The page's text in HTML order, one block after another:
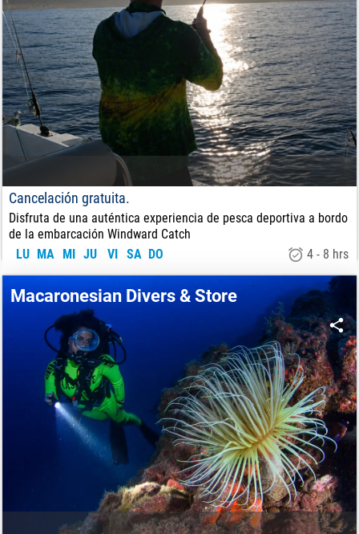
Cancelación gratuita.
Disfruta de una auténtica experiencia de pesca deportiva a bordo
de la embarcación Windward Catch
LU MA MI JU VI SA DO 4 - 8 hrs
DE: 90 €
Macaronesian Divers & Store